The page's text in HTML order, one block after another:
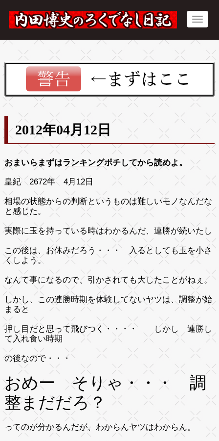
2012年04月12日
おまいらまずはランキングポチしてから読めよ。
皇紀 2672年 4月12日
相場の状態からの判断というものは難しいモノなんだな
と感じた。
実際に玉を持っている時はわかるんだ、連勝が続いたし
この後は、お休みだろう・・・ 入るとしても玉を小さ
くしよう。
なんて事になるので、引かされても大したことがねぇ。
しかし、この連勝時期を体験してないヤツは、調整が始
まると
押し目だと思って飛びつく・・・・ しかし 連勝し
て入れ食い時期
の後なので・・・
おめー そりゃ・・・ 調
整まだだろ？
ってのが分かるんだが、わからんヤツはわからん。